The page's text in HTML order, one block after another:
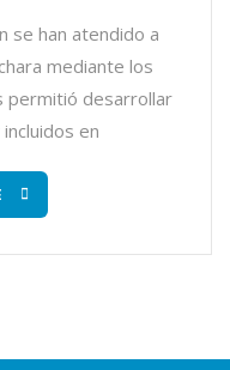
se han atendido a
mediante los
permitió desarrollar
en